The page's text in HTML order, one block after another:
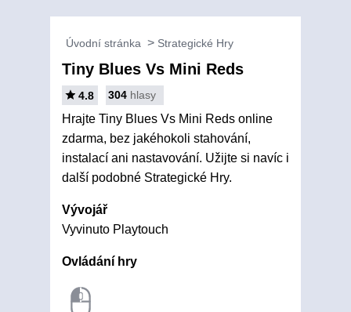
Úvodní stránka Strategické Hry
Tiny Blues Vs Mini Reds
4.8 304 hlasy
Hrajte Tiny Blues Vs Mini Reds online
zdarma, bez jakéhokoli stahování,
instalací ani nastavování. Užijte si navíc i
další podobné Strategické Hry.
Vývojář
Vyvinuto Playtouch
Ovládání hry